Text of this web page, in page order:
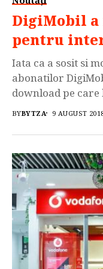
DigiMobil
pentru
Iata ca a sosit si
abonatilor
download pe
patronata de
download ale
acum suferea
BYBYTZA 9 AUGUST